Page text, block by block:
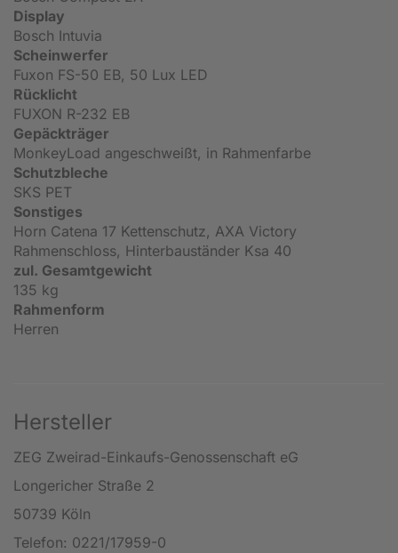
Display
Bosch Intuvia
Scheinwerfer
Fuxon FS-50 EB, 50 Lux LED
Rücklicht
FUXON R-232 EB
Gepäckträger
MonkeyLoad angeschweißt, in Rahmenfarbe
Schutzbleche
SKS PET
Sonstiges
Horn Catena 17 Kettenschutz, AXA Victory
Rahmenschloss, Hinterbauständer Ksa 40
zul. Gesamtgewicht
135 kg
Rahmenform
Herren
Hersteller
ZEG Zweirad-Einkaufs-Genossenschaft eG
Longericher Straße 2
50739 Köln
Telefon: 0221/17959-0